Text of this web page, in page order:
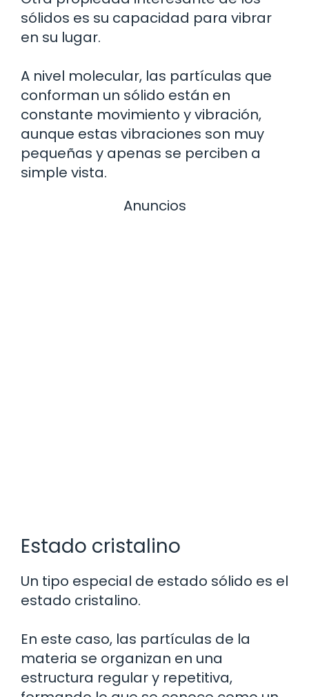
sólidos es su capacidad para vibrar
en su lugar.
A nivel molecular, las partículas que
conforman un sólido están en
constante movimiento y vibración,
aunque estas vibraciones son muy
pequeñas y apenas se perciben a
simple vista.
Anuncios
Estado cristalino
Un tipo especial de estado sólido es el
estado cristalino.
En este caso, las partículas de la
materia se organizan en una
estructura regular y repetitiva,